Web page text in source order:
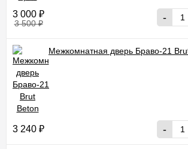
3 000 ₽
3 500₽ -
Межкомнатная дверь Браво-21
3 240 ₽ -